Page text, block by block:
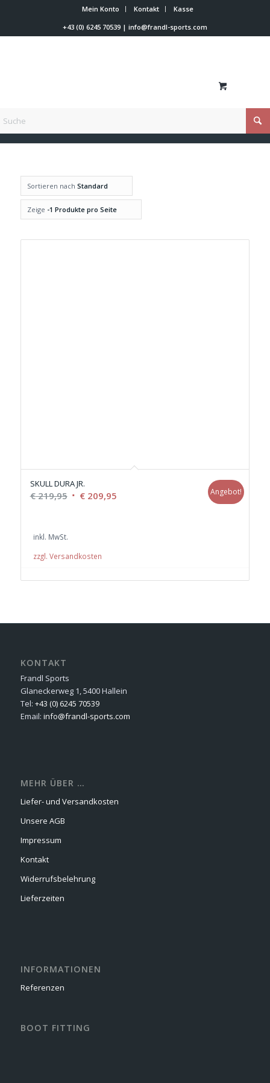
Mein Konto Kontakt
Kasse
+43 (0) 6245 70539| info@frandl-sports.com
Du bist hier:
Sortieren nach Standard
Zeige -1 Produkte pro Seite
SKULL DURA JR.
€219,95 Ursprünglicher
€209,95Aktueller
Angebot!
inkl. MwSt.
zzgl. Versandkosten
KONTAKT
Frandl Sports
Glaneckerweg 1, 5400 Hallein
Tel: +43 (0) 6245 70539
Email: info@frandl-sports.com
MEHR ÜBER …
Liefer- und Versandkosten
Unsere AGB
Impressum
Kontakt
Widerrufsbelehrung
Lieferzeiten
INFORMATIONEN
Referenzen
BOOT FITTING